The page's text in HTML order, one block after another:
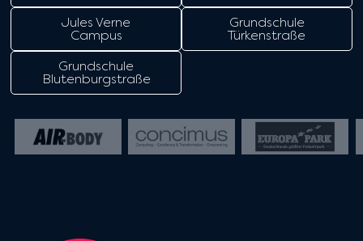
Jules Verne
Campus
Grundschule
Türkenstraße
Grundschule
Blutenburgstraße